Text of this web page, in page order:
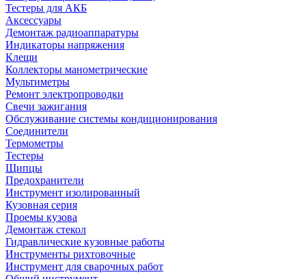
Тестеры для АКБ
Аксессуары
Демонтаж радиоаппаратуры
Индикаторы напряжения
Клещи
Коллекторы манометрические
Мультиметры
Ремонт электропроводки
Свечи зажигания
Обслуживание системы кондиционирования
Соединители
Термометры
Тестеры
Щипцы
Предохранители
Инструмент изолированный
Кузовная серия
Проемы кузова
Демонтаж стекол
Гидравлические кузовные работы
Инструменты рихтовочные
Инструмент для сварочных работ